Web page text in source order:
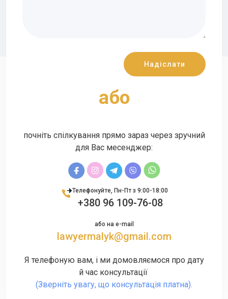
aбо
почніть спілкування прямо зараз через зручний
для Вас месенджер:
Телефонуйте, Пн-Пт з 9:00-18:00
+380 96 109-76-08
або на e-mail
lawyermalyk@gmail.com
Я телефоную вам, і ми домовляємося про дату
й час консультації
(Зверніть увагу, що консультація платна).